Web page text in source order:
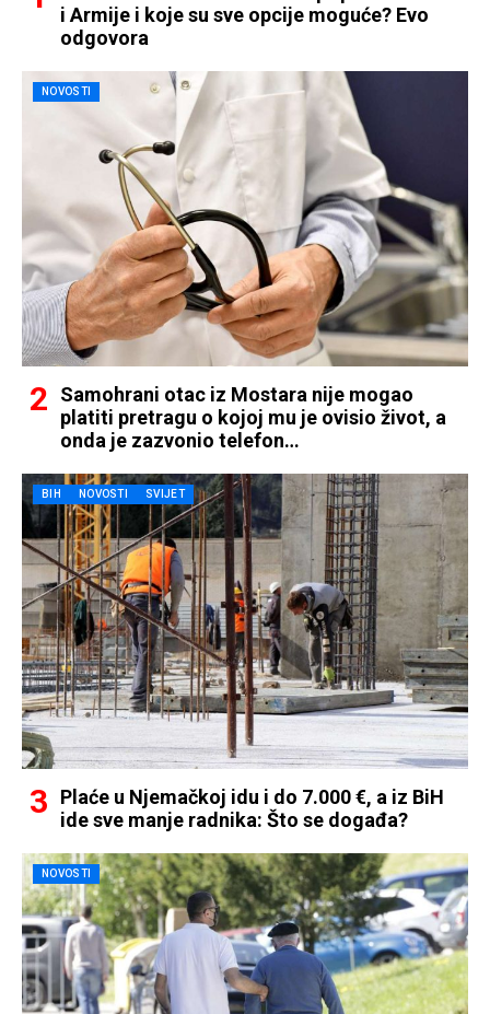
i Armije i koje su sve opcije moguće? Evo
odgovora
NOVOSTI
Samohrani otac iz Mostara nije mogao
platiti pretragu o kojoj mu je ovisio život, a
onda je zazvonio telefon…
BIH NOVOSTI SVIJET
Plaće u Njemačkoj idu i do 7.000 €, a iz BiH
ide sve manje radnika: Što se događa?
NOVOSTI